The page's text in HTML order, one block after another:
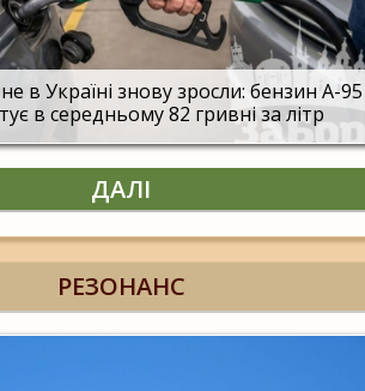
в Україні знову зросли: бензин А-95
в середньому 82 гривні за літр
ДАЛІ
РЕЗОНАНС